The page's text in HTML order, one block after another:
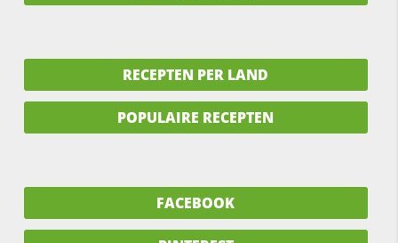
RECEPTEN PER LAND
POPULAIRE RECEPTEN
FACEBOOK